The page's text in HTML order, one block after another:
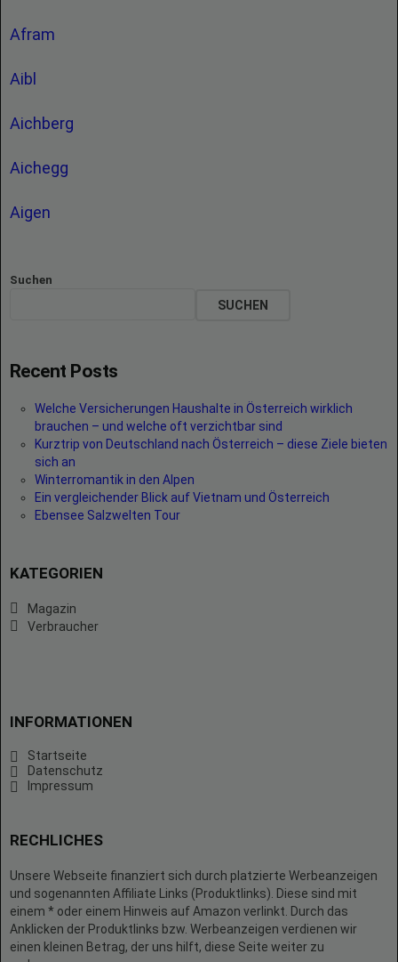
Afram
Aibl
Aichberg
Aichegg
Aigen
Suchen
SUCHEN
Recent Posts
Welche Versicherungen Haushalte in Österreich wirklich
brauchen – und welche oft verzichtbar sind
Kurztrip von Deutschland nach Österreich – diese Ziele bieten
sich an
Winterromantik in den Alpen
Ein vergleichender Blick auf Vietnam und Österreich
Ebensee Salzwelten Tour
KATEGORIEN
Magazin
Verbraucher
INFORMATIONEN
Startseite
Datenschutz
Impressum
RECHLICHES
Unsere Webseite finanziert sich durch platzierte Werbeanzeigen
und sogenannten Affiliate Links (Produktlinks). Diese sind mit
einem * oder einem Hinweis auf Amazon verlinkt. Durch das
Anklicken der Produktlinks bzw. Werbeanzeigen verdienen wir
einen kleinen Betrag, der uns hilft, diese Seite weiter zu